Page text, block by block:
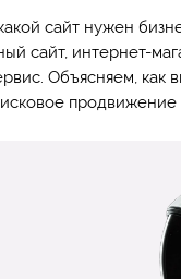
сайт нужен
сайт, интернет-
Объясняем, как
продвижение